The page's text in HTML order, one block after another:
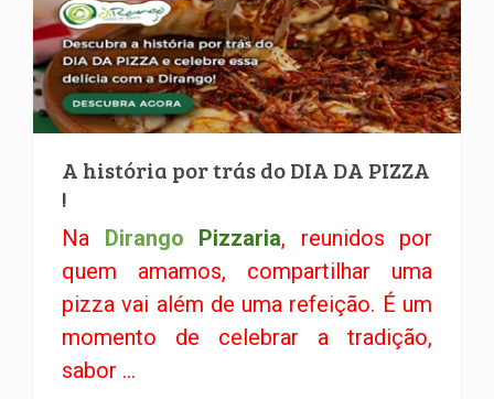
A história por trás do DIA DA PIZZA
!
Na Dirango Pizzaria, reunidos por
quem amamos, compartilhar uma
pizza vai além de uma refeição. É um
momento de celebrar a tradição,
sabor ...